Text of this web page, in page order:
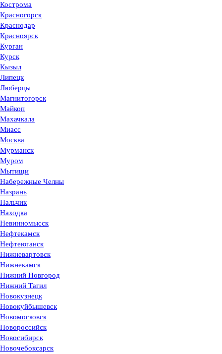
Кострома
Красногорск
Краснодар
Красноярск
Курган
Курск
Кызыл
Липецк
Люберцы
Магнитогорск
Майкоп
Махачкала
Миасс
Москва
Мурманск
Муром
Мытищи
Набережные Челны
Назрань
Нальчик
Находка
Невинномысск
Нефтекамск
Нефтеюганск
Нижневартовск
Нижнекамск
Нижний Новгород
Нижний Тагил
Новокузнецк
Новокуйбышевск
Новомосковск
Новороссийск
Новосибирск
Новочебоксарск